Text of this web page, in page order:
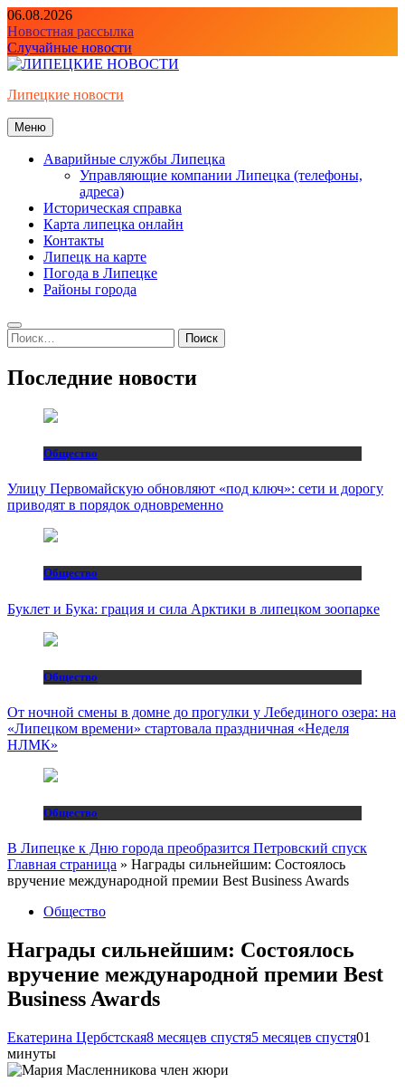
Перейти
к
содержимому
06.08.2026
Новостная рассылка
Случайные новости
Липецкие новости
Меню
Аварийные службы Липецка
Управляющие компании Липецка (телефоны,
адреса)
Историческая справка
Карта липецка онлайн
Контакты
Липецк на карте
Погода в Липецке
Районы города
Найти:
Последние новости
Общество
Улицу Первомайскую обновляют «под ключ»: сети и дорогу
приводят в порядок одновременно
Общество
Буклет и Бука: грация и сила Арктики в липецком зоопарке
Общество
От ночной смены в домне до прогулки у Лебединого озера: на
«Липецком времени» стартовала праздничная «Неделя
НЛМК»
Общество
В Липецке к Дню города преобразится Петровский спуск
Главная страница » Награды сильнейшим: Состоялось
вручение международной премии Best Business Awards
Общество
Награды сильнейшим: Состоялось
вручение международной премии Best
Business Awards
Екатерина Цербстская8 месяцев спустя5 месяцев спустя01
минуты